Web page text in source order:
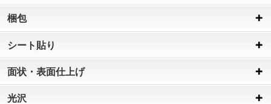
梱包
シート貼り
面状・表面仕上げ
光沢